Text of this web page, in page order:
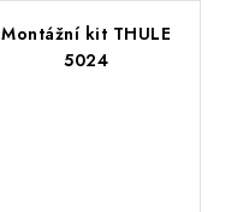
Montážní kit THULE
5024